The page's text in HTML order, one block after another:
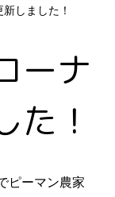
しました！
ーナ
た！
ピーマン農家